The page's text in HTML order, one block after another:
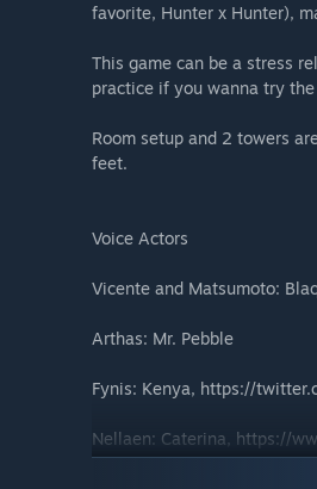
favorite, Hunter x Hunter),
This game can be a stress
practice if you wanna try the
Room setup and 2 towers
feet.
Voice Actors
Vicente and Matsumoto:
Arthas: Mr. Pebble
Fynis: Kenya, https://
Nellaen: Caterina, https://